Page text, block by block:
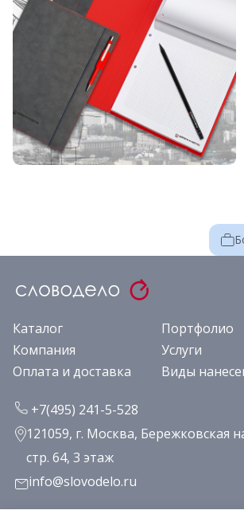
Каталог
Портфолио
Компания
Услуги
Оплата и доставка
Виды
+7(495) 241-5-528
121059, г. Москва, Бережковская
стр. 64, 3 этаж
info@slovodelo.ru